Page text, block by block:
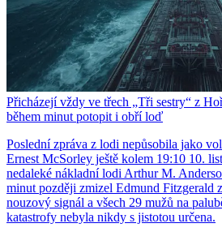
Přicházejí vždy ve třech „Tři sestry“ z
během minut potopit i obří loď
Poslední zpráva z lodi nepůsobila jako
Ernest McSorley ještě kolem 19:10 10.
nedaleké nákladní lodi Arthur M.
minut později zmizel Edmund Fitzgerald
nouzový signál a všech 29 mužů na
katastrofy nebyla nikdy s jistotou určena.